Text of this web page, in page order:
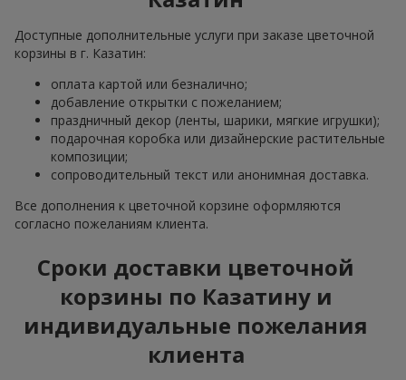
Доступные дополнительные услуги при заказе цветочной
корзины в г. Казатин:
оплата картой или безналично;
добавление открытки с пожеланием;
праздничный декор (ленты, шарики, мягкие игрушки);
подарочная коробка или дизайнерские растительные
композиции;
сопроводительный текст или анонимная доставка.
Все дополнения к цветочной корзине оформляются
согласно пожеланиям клиента.
Сроки доставки цветочной
корзины по Казатину и
индивидуальные пожелания
клиента